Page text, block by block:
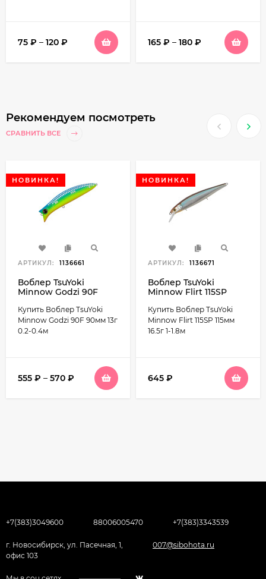
75 ₽ – 120 ₽ 165 ₽ – 180 ₽
Рекомендуем посмотреть
СРАВНИТЬ ВСЕ
НОВИНКА!
АРТИКУЛ: 1136661
Воблер TsuYoki
Minnow Godzi 90F
Купить Воблер TsuYoki
Minnow Godzi 90F 90мм 13г
0.2-0.4м
555 ₽ – 570 ₽
НОВИНКА!
АРТИКУЛ: 1136671
Воблер TsuYoki
Minnow Flirt 115SP
Купить Воблер TsuYoki
Minnow Flirt 115SP 115мм
16.5г 1-1.8м
645 ₽
+7(383)3049600 88006005470 +7(383)3343539
г. Новосибирск, ул. Пасечная, 1,
офис 103
007@sibohota.ru